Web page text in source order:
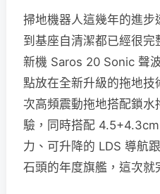
掃地機器人這幾年的進
到基座自清潔都已經很
新機 Saros 20 Sonic 聲
點放在全新升級的拖地
次高頻震動拖地搭配鎖
驗，同時搭配
力、可升降的 LDS 導航
石頭的年度旗艦，這次就